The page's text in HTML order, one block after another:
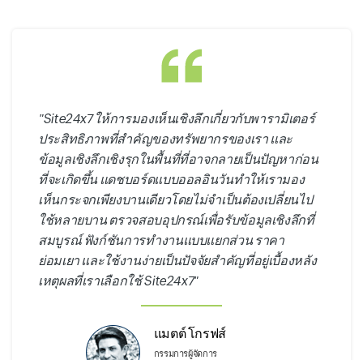
"Site24x7 ให้การมองเห็นเชิงลึกเกี่ยวกับพารามิเตอร์
ประสิทธิภาพที่สำคัญของทรัพยากรของเรา และ
ข้อมูลเชิงลึกเชิงรุกในพื้นที่ที่อาจกลายเป็นปัญหาก่อน
ที่จะเกิดขึ้น แดชบอร์ดแบบออลอินวันทำให้เรามอง
เห็นกระจกเพียงบานเดียวโดยไม่จำเป็นต้องเปลี่ยนไป
ใช้หลายบาน ตรวจสอบอุปกรณ์เพื่อรับข้อมูลเชิงลึกที่
สมบูรณ์ ฟังก์ชันการทำงานแบบแยกส่วน ราคา
ย่อมเยา และใช้งานง่ายเป็นปัจจัยสำคัญที่อยู่เบื้องหลัง
เหตุผลที่เราเลือกใช้ Site24x7"
แมตต์ โกรฟส์
กรรมการผู้จัดการ